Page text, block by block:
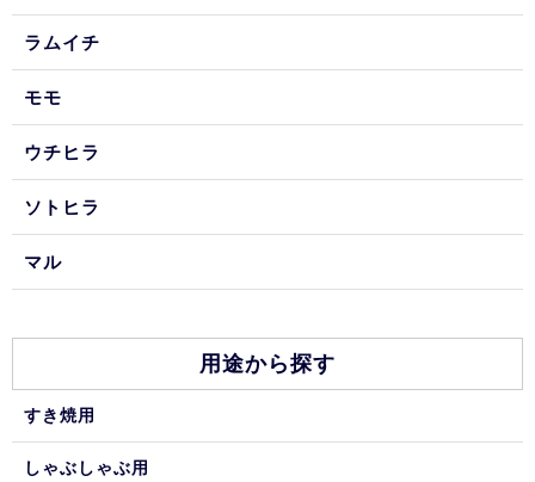
ラムイチ
モモ
ウチヒラ
ソトヒラ
マル
用途から探す
すき焼用
しゃぶしゃぶ用